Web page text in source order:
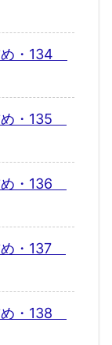
め・134
・135
・136
・137
・138